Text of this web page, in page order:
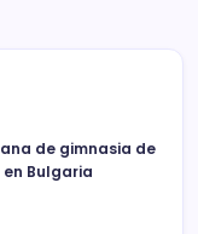
de gimnasia de
Bulgaria